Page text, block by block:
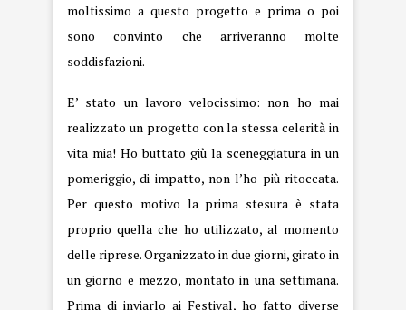
moltissimo a questo progetto e prima o poi
sono convinto che arriveranno molte
soddisfazioni.
E’ stato un lavoro velocissimo: non ho mai
realizzato un progetto con la stessa celerità in
vita mia! Ho buttato giù la sceneggiatura in un
pomeriggio, di impatto, non l’ho più ritoccata.
Per questo motivo la prima stesura è stata
proprio quella che ho utilizzato, al momento
delle riprese. Organizzato in due giorni, girato in
un giorno e mezzo, montato in una settimana.
Prima di inviarlo ai Festival, ho fatto diverse